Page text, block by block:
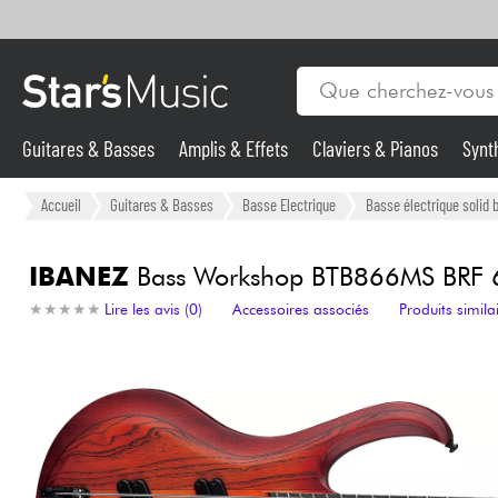
Guitares & Basses
Synthés & Sampleurs
Micros & HF
Eclairage
Violons & Quatuor
Guitares & Basses Amplis & Effets Claviers & Pianos
Accueil Guitares & Basses Basse Electrique Basse électrique solid
IBANEZBass Workshop BTB866MS
★ ★ ★ ★ ★
★ ★ ★ ★ ★ Lire les avis (0) Accessoires associés Produits